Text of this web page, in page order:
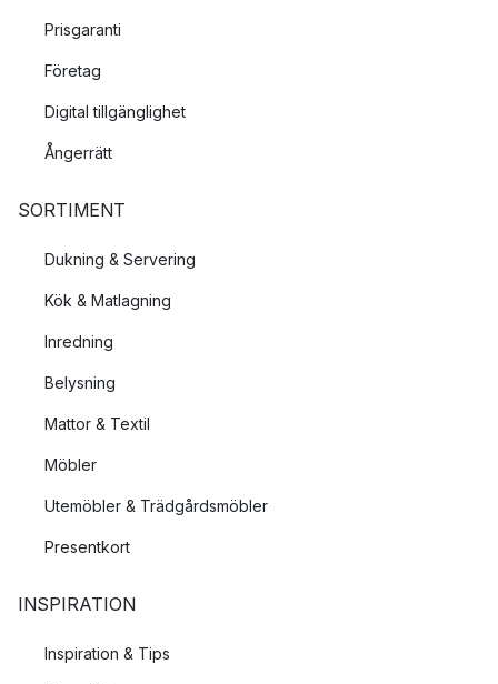
Prisgaranti
Företag
Digital tillgänglighet
Ångerrätt
SORTIMENT
Dukning & Servering
Kök & Matlagning
Inredning
Belysning
Mattor & Textil
Möbler
Utemöbler & Trädgårdsmöbler
Presentkort
INSPIRATION
Inspiration & Tips